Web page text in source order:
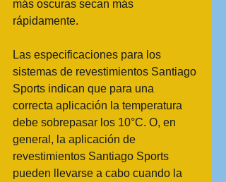
más oscuras secan más
rápidamente.
Las especificaciones para los
sistemas de revestimientos Santiago
Sports indican que para una
correcta aplicación la temperatura
debe sobrepasar los 10°C. O, en
general, la aplicación de
revestimientos Santiago Sports
pueden llevarse a cabo cuando la